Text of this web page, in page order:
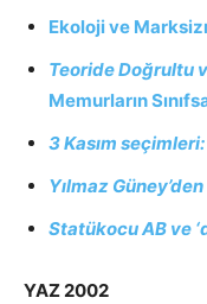
Ekoloji ve
Teoride Doğrultu
Memurların
3 Kasım
Yılmaz Güney’den
Statükocu AB ve
YAZ 2002